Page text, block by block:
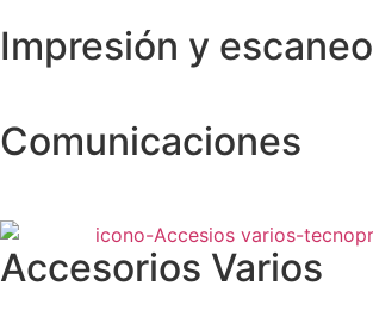
Impresión y escaneo
Comunicaciones
Accesorios Varios